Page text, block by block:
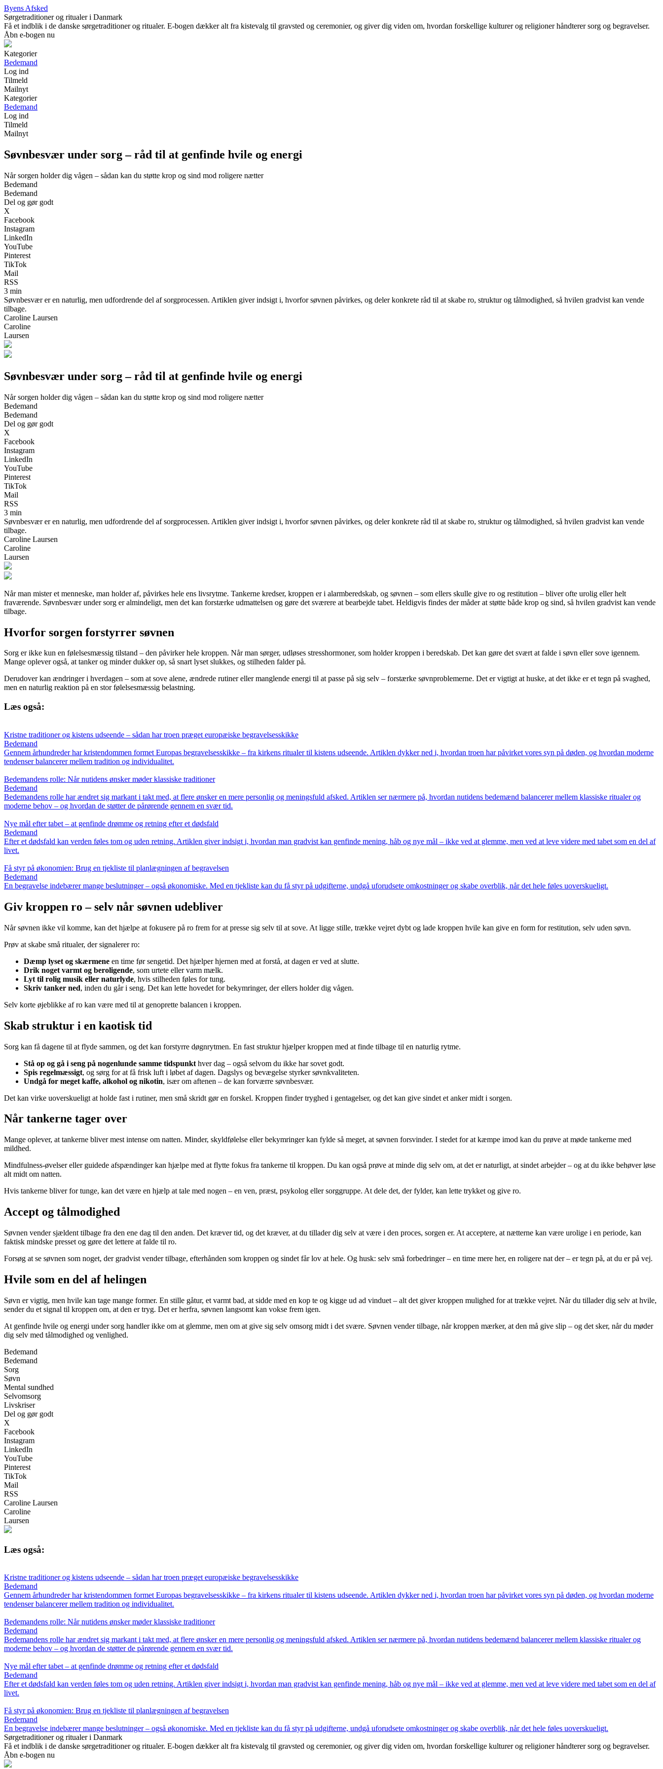
Byens Afsked
Sørgetraditioner og ritualer i Danmark
Få et indblik i de danske sørgetraditioner og ritualer. E-bogen dækker alt fra kistevalg til gravsted og ceremonier, og giver dig viden om, hvordan forskellige kulturer og religioner håndterer sorg og begravelser.
Åbn e-bogen nu
Kategorier
Bedemand
Log ind
Tilmeld
Mailnyt
Kategorier
Bedemand
Log ind
Tilmeld
Mailnyt
Søvnbesvær under sorg – råd til at genfinde hvile og energi
Når sorgen holder dig vågen – sådan kan du støtte krop og sind mod roligere nætter
Bedemand
Bedemand
Del og gør godt
X
Facebook
Instagram
LinkedIn
YouTube
Pinterest
TikTok
Mail
RSS
3 min
Søvnbesvær er en naturlig, men udfordrende del af sorgprocessen. Artiklen giver indsigt i, hvorfor søvnen påvirkes, og deler konkrete råd til at skabe ro, struktur og tålmodighed, så hvilen gradvist kan vende
tilbage.
Caroline Laursen
Caroline
Laursen
Søvnbesvær under sorg – råd til at genfinde hvile og energi
Når sorgen holder dig vågen – sådan kan du støtte krop og sind mod roligere nætter
Bedemand
Bedemand
Del og gør godt
X
Facebook
Instagram
LinkedIn
YouTube
Pinterest
TikTok
Mail
RSS
3 min
Søvnbesvær er en naturlig, men udfordrende del af sorgprocessen. Artiklen giver indsigt i, hvorfor søvnen påvirkes, og deler konkrete råd til at skabe ro, struktur og tålmodighed, så hvilen gradvist kan vende
tilbage.
Caroline Laursen
Caroline
Laursen
Når man mister et menneske, man holder af, påvirkes hele ens livsrytme. Tankerne kredser, kroppen er i alarmberedskab, og søvnen – som ellers skulle give ro og restitution – bliver ofte urolig eller helt
fraværende. Søvnbesvær under sorg er almindeligt, men det kan forstærke udmattelsen og gøre det sværere at bearbejde tabet. Heldigvis findes der måder at støtte både krop og sind, så hvilen gradvist kan vende
tilbage.
Hvorfor sorgen forstyrrer søvnen
Sorg er ikke kun en følelsesmæssig tilstand – den påvirker hele kroppen. Når man sørger, udløses stresshormoner, som holder kroppen i beredskab. Det kan gøre det svært at falde i søvn eller sove igennem.
Mange oplever også, at tanker og minder dukker op, så snart lyset slukkes, og stilheden falder på.
Derudover kan ændringer i hverdagen – som at sove alene, ændrede rutiner eller manglende energi til at passe på sig selv – forstærke søvnproblemerne. Det er vigtigt at huske, at det ikke er et tegn på svaghed,
men en naturlig reaktion på en stor følelsesmæssig belastning.
Læs også:
Kristne traditioner og kistens udseende – sådan har troen præget europæiske begravelsesskikke
Bedemand
Gennem århundreder har kristendommen formet Europas begravelsesskikke – fra kirkens ritualer til kistens udseende. Artiklen dykker ned i, hvordan troen har påvirket vores syn på døden, og hvordan moderne
tendenser balancerer mellem tradition og individualitet.
Bedemandens rolle: Når nutidens ønsker møder klassiske traditioner
Bedemand
Bedemandens rolle har ændret sig markant i takt med, at flere ønsker en mere personlig og meningsfuld afsked. Artiklen ser nærmere på, hvordan nutidens bedemænd balancerer mellem klassiske ritualer og
moderne behov – og hvordan de støtter de pårørende gennem en svær tid.
Nye mål efter tabet – at genfinde drømme og retning efter et dødsfald
Bedemand
Efter et dødsfald kan verden føles tom og uden retning. Artiklen giver indsigt i, hvordan man gradvist kan genfinde mening, håb og nye mål – ikke ved at glemme, men ved at leve videre med tabet som en del af
livet.
Få styr på økonomien: Brug en tjekliste til planlægningen af begravelsen
Bedemand
En begravelse indebærer mange beslutninger – også økonomiske. Med en tjekliste kan du få styr på udgifterne, undgå uforudsete omkostninger og skabe overblik, når det hele føles uoverskueligt.
Giv kroppen ro – selv når søvnen udebliver
Når søvnen ikke vil komme, kan det hjælpe at fokusere på ro frem for at presse sig selv til at sove. At ligge stille, trække vejret dybt og lade kroppen hvile kan give en form for restitution, selv uden søvn.
Prøv at skabe små ritualer, der signalerer ro:
Dæmp lyset og skærmene en time før sengetid. Det hjælper hjernen med at forstå, at dagen er ved at slutte.
Drik noget varmt og beroligende, som urtete eller varm mælk.
Lyt til rolig musik eller naturlyde, hvis stilheden føles for tung.
Skriv tanker ned, inden du går i seng. Det kan lette hovedet for bekymringer, der ellers holder dig vågen.
Selv korte øjeblikke af ro kan være med til at genoprette balancen i kroppen.
Skab struktur i en kaotisk tid
Sorg kan få dagene til at flyde sammen, og det kan forstyrre døgnrytmen. En fast struktur hjælper kroppen med at finde tilbage til en naturlig rytme.
Stå op og gå i seng på nogenlunde samme tidspunkt hver dag – også selvom du ikke har sovet godt.
Spis regelmæssigt, og sørg for at få frisk luft i løbet af dagen. Dagslys og bevægelse styrker søvnkvaliteten.
Undgå for meget kaffe, alkohol og nikotin, især om aftenen – de kan forværre søvnbesvær.
Det kan virke uoverskueligt at holde fast i rutiner, men små skridt gør en forskel. Kroppen finder tryghed i gentagelser, og det kan give sindet et anker midt i sorgen.
Når tankerne tager over
Mange oplever, at tankerne bliver mest intense om natten. Minder, skyldfølelse eller bekymringer kan fylde så meget, at søvnen forsvinder. I stedet for at kæmpe imod kan du prøve at møde tankerne med
mildhed.
Mindfulness-øvelser eller guidede afspændinger kan hjælpe med at flytte fokus fra tankerne til kroppen. Du kan også prøve at minde dig selv om, at det er naturligt, at sindet arbejder – og at du ikke behøver løse
alt midt om natten.
Hvis tankerne bliver for tunge, kan det være en hjælp at tale med nogen – en ven, præst, psykolog eller sorggruppe. At dele det, der fylder, kan lette trykket og give ro.
Accept og tålmodighed
Søvnen vender sjældent tilbage fra den ene dag til den anden. Det kræver tid, og det kræver, at du tillader dig selv at være i den proces, sorgen er. At acceptere, at nætterne kan være urolige i en periode, kan
faktisk mindske presset og gøre det lettere at falde til ro.
Forsøg at se søvnen som noget, der gradvist vender tilbage, efterhånden som kroppen og sindet får lov at hele. Og husk: selv små forbedringer – en time mere her, en roligere nat der – er tegn på, at du er på vej.
Hvile som en del af helingen
Søvn er vigtig, men hvile kan tage mange former. En stille gåtur, et varmt bad, at sidde med en kop te og kigge ud ad vinduet – alt det giver kroppen mulighed for at trække vejret. Når du tillader dig selv at hvile,
sender du et signal til kroppen om, at den er tryg. Det er herfra, søvnen langsomt kan vokse frem igen.
At genfinde hvile og energi under sorg handler ikke om at glemme, men om at give sig selv omsorg midt i det svære. Søvnen vender tilbage, når kroppen mærker, at den må give slip – og det sker, når du møder
dig selv med tålmodighed og venlighed.
Bedemand
Bedemand
Sorg
Søvn
Mental sundhed
Selvomsorg
Livskriser
Del og gør godt
X
Facebook
Instagram
LinkedIn
YouTube
Pinterest
TikTok
Mail
RSS
Caroline Laursen
Caroline
Laursen
Læs også:
Kristne traditioner og kistens udseende – sådan har troen præget europæiske begravelsesskikke
Bedemand
Gennem århundreder har kristendommen formet Europas begravelsesskikke – fra kirkens ritualer til kistens udseende. Artiklen dykker ned i, hvordan troen har påvirket vores syn på døden, og hvordan moderne
tendenser balancerer mellem tradition og individualitet.
Bedemandens rolle: Når nutidens ønsker møder klassiske traditioner
Bedemand
Bedemandens rolle har ændret sig markant i takt med, at flere ønsker en mere personlig og meningsfuld afsked. Artiklen ser nærmere på, hvordan nutidens bedemænd balancerer mellem klassiske ritualer og
moderne behov – og hvordan de støtter de pårørende gennem en svær tid.
Nye mål efter tabet – at genfinde drømme og retning efter et dødsfald
Bedemand
Efter et dødsfald kan verden føles tom og uden retning. Artiklen giver indsigt i, hvordan man gradvist kan genfinde mening, håb og nye mål – ikke ved at glemme, men ved at leve videre med tabet som en del af
livet.
Få styr på økonomien: Brug en tjekliste til planlægningen af begravelsen
Bedemand
En begravelse indebærer mange beslutninger – også økonomiske. Med en tjekliste kan du få styr på udgifterne, undgå uforudsete omkostninger og skabe overblik, når det hele føles uoverskueligt.
Sørgetraditioner og ritualer i Danmark
Få et indblik i de danske sørgetraditioner og ritualer. E-bogen dækker alt fra kistevalg til gravsted og ceremonier, og giver dig viden om, hvordan forskellige kulturer og religioner håndterer sorg og begravelser.
Åbn e-bogen nu